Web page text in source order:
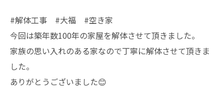
#解体工事 #大福 #空き家
今回は築年数100年の家屋を解体させて頂きました。
家族の思い入れのある家なので丁寧に解体させて頂きま
した。
ありがとうございました😊